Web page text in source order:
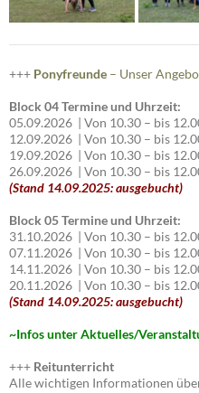
+++ Ponyfreunde – Unser
Block 04 Termine und Uhrzeit:
05.09.2026 | Von 10.30 – bis
12.09.2026 | Von 10.30 – bis
19.09.2026 | Von 10.30 – bis
26.09.2026 | Von 10.30 – bis
(Stand 14.09.2025: ausgebucht)
Block 05 Termine und Uhrzeit:
31.10.2026 | Von 10.30 – bis
07.11.2026 | Von 10.30 – bis
14.11.2026 | Von 10.30 – bis
20.11.2026 | Von 10.30 – bis
(Stand 14.09.2025: ausgebucht)
~Infos unter Aktuelles/
+++ Reitunterricht
Alle wichtigen Informationen